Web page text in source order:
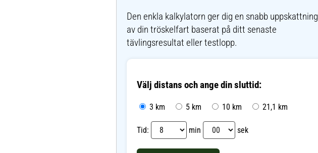
Den enkla kalkylatorn ger dig en snabb uppskattning
av din tröskelfart baserat på ditt senaste
tävlingsresultat eller testlopp.
Välj distans och ange din sluttid:
3 km 5 km 10 km 21,1 km
Tid: min sek